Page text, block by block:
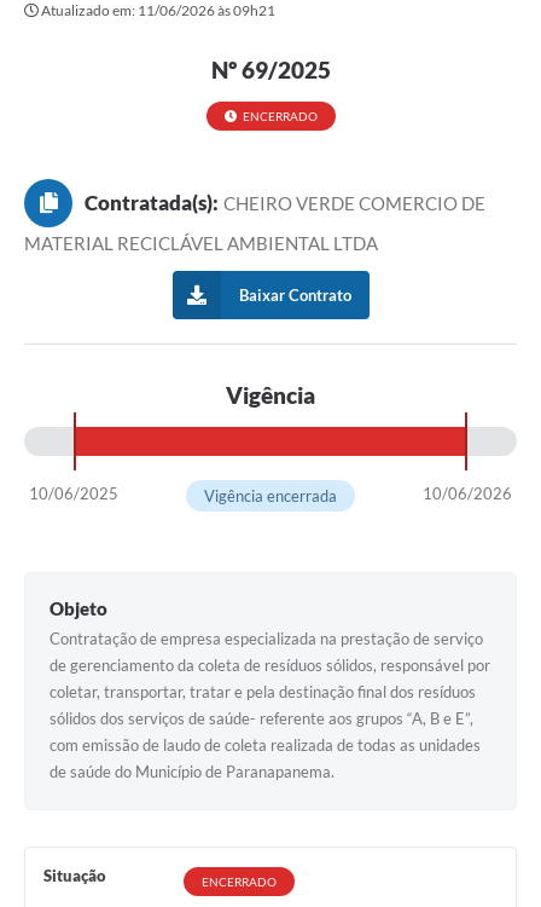
Transparência
Legislação
Diário Oficial
A Nossa Cidade
Atualizado em: 11/06/2026 às 09h21
Nº 69/2025
ENCERRADO
Contratada(s): CHEIRO VERDE COMERCIO DE
MATERIAL RECICLÁVEL AMBIENTAL LTDA
Baixar Contrato
Vigência
10/06/2025 10/06/2026
Vigência encerrada
Objeto
Contratação de empresa especializada na prestação de serviço
de gerenciamento da coleta de resíduos sólidos, responsável por
coletar, transportar, tratar e pela destinação final dos resíduos
sólidos dos serviços de saúde- referente aos grupos “A, B e E”,
com emissão de laudo de coleta realizada de todas as unidades
de saúde do Município de Paranapanema.
Situação ENCERRADO